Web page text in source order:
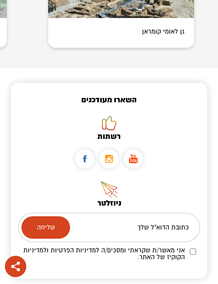
גן לאומי קומראן
השארו מעודכנים
רשתות
ניוזלטר
כתובת הדוא"ל שלך
אני מאשר/ת שקראתי ומסכים/הלמדיניות הפרטיות ולמדיניות
הקוקיז של האתר.